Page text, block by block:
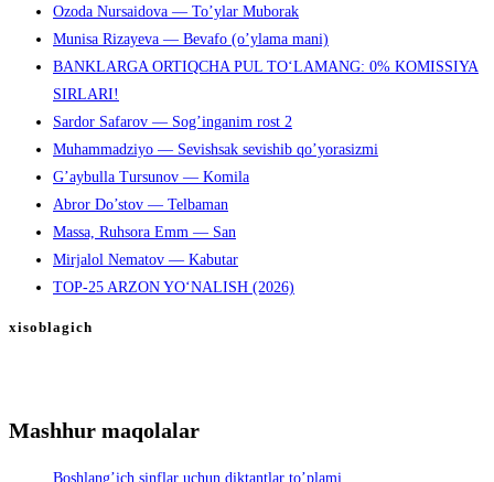
Ozoda Nursaidova — To’ylar Muborak
Munisa Rizayeva — Bevafo (o’ylama mani)
BANKLARGA ORTIQCHA PUL TO‘LAMANG: 0% KOMISSIYA
SIRLARI!
Sardor Safarov — Sog’inganim rost 2
Muhammadziyo — Sevishsak sevishib qo’yorasizmi
G’aybulla Tursunov — Komila
Abror Do’stov — Telbaman
Massa, Ruhsora Emm — San
Mirjalol Nematov — Kabutar
TOP-25 ARZON YO‘NALISH (2026)
xisoblagich
Mashhur maqolalar
Boshlang’ich sinflar uchun diktantlar to’plami